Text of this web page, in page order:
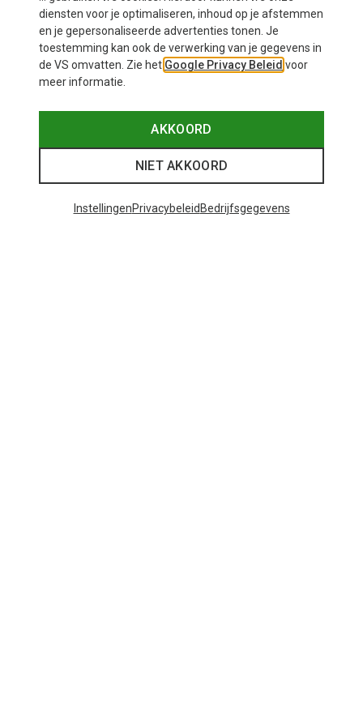
diensten voor je optimaliseren, inhoud op je afstemmen
en je gepersonaliseerde advertenties tonen. Je
toestemming kan ook de verwerking van je gegevens in
de VS omvatten. Zie het Google Privacy Beleid voor
meer informatie.
AKKOORD
NIET AKKOORD
InstellingenPrivacybeleid Bedrijfsgegevens